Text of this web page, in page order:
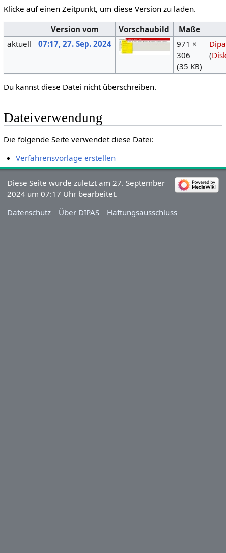
Klicke auf einen Zeitpunkt, um diese Version zu laden.
Version vom Vorschaubild
Maße
aktuell
07:17, 27. Sep. 2024
971 ×
306
(35 KB)
(
Du kannst diese Datei nicht überschreiben.
Dateiverwendung
Die folgende Seite verwendet diese Datei:
Verfahrensvorlage erstellen
Diese Seite wurde zuletzt am 27. September
2024 um 07:17 Uhr bearbeitet.
Datenschutz
Über DIPAS Haftungsausschluss